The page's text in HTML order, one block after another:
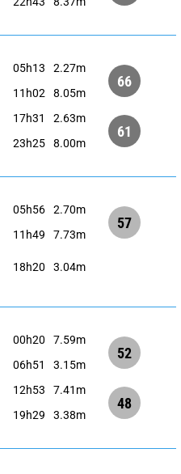
05h13
2.27m
11h02 8.05m
66
17h31
2.63m
23h25 8.00m
61
05h56
2.70m
11h49 7.73m
57
18h20 3.04m
00h20
7.59m
06h51 3.15m
52
12h53
7.41m
19h29 3.38m
48